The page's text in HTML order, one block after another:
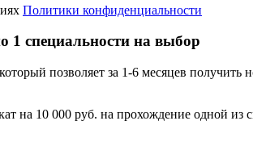
Политики конфиденциальности
1 специальности на выбор
позволяет за 1-6 месяцев
на 10 000 руб. на прохождение одной